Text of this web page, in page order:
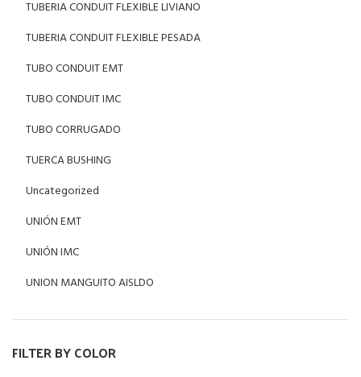
TUBERIA CONDUIT FLEXIBLE LIVIANO
TUBERIA CONDUIT FLEXIBLE PESADA
TUBO CONDUIT EMT
TUBO CONDUIT IMC
TUBO CORRUGADO
TUERCA BUSHING
Uncategorized
UNIÓN EMT
UNIÓN IMC
UNION MANGUITO AISLDO
FILTER BY COLOR